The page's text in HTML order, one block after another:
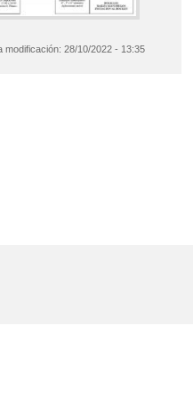
modificación:28/10/2022 - 13:35